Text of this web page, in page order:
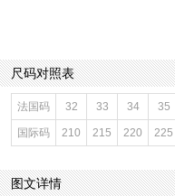
参考鞋宽(女)：9CM
色系：白色
流行元素：纯色
闭合方式：系带
款式季节：秋季
鞋面材质：牛皮革
参考鞋长(女)：24CM
尺码对照表
法国码 32 33 34 35
国际码 210 215 220 225
图文详情